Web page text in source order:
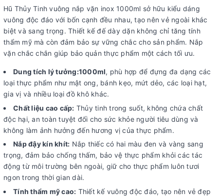
Hũ Thủy Tinh vuông nắp vặn inox 1000ml sở hữu kiểu dáng
vuông độc đáo với bốn cạnh đều nhau, tạo nên vẻ ngoài khác
biệt và sang trọng. Thiết kế đế dày dặn không chỉ tăng tính
thẩm mỹ mà còn đảm bảo sự vững chắc cho sản phẩm. Nắp
vặn chắc chắn giúp bảo quản thực phẩm một cách tối ưu.
Dung tích lý tưởng:1000ml, phù hợp để đựng đa dạng các
loại thực phẩm như mật ong, bánh kẹo, mứt dẻo, các loại hạt,
gia vị và nhiều loại đồ khô khác.
Chất liệu cao cấp: Thủy tinh trong suốt, không chứa chất
độc hại, an toàn tuyệt đối cho sức khỏe người tiêu dùng và
không làm ảnh hưởng đến hương vị của thực phẩm.
Nắp đậy kín khít: Nắp thiếc có hai màu đen và vàng sang
trọng, đảm bảo chống thấm, bảo vệ thực phẩm khỏi các tác
động từ môi trường bên ngoài, giữ cho thực phẩm luôn tươi
ngon trong thời gian dài.
Tính thẩm mỹ cao: Thiết kế vuông độc đáo, tạo nên vẻ đẹp